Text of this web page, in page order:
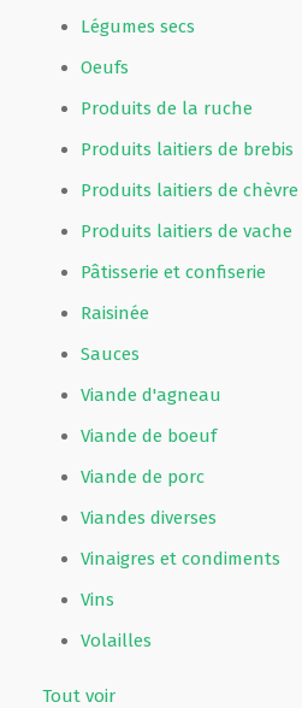
Légumes secs
Oeufs
Produits de la ruche
Produits laitiers de brebis
Produits laitiers de chèvre
Produits laitiers de vache
Pâtisserie et confiserie
Raisinée
Sauces
Viande d'agneau
Viande de boeuf
Viande de porc
Viandes diverses
Vinaigres et condiments
Vins
Volailles
Tout voir